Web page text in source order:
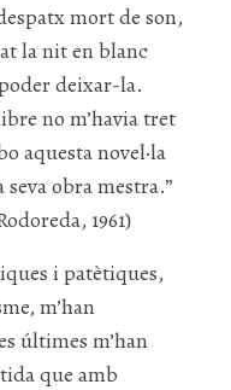
mort de son,
la nit en blanc
deixar-la.
no m’havia tret
aquesta novel·la
obra mestra.”
1961)
i patètiques,
m’han
últimes m’han
que amb